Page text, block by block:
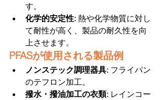
す。
化学的安定性: 熱や化学物質に対し
て耐性が高く、製品の耐久性を向
上させます。
PFASが使用される製品例
ノンステック調理器具: フライパン
のテフロン加工。
撥水・撥油加工の衣類: レインコー